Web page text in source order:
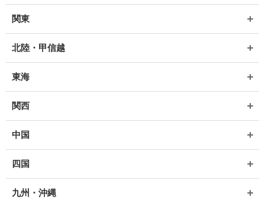
関東
北陸・甲信越
東海
関西
中国
四国
九州・沖縄